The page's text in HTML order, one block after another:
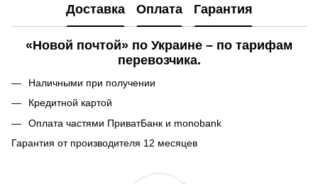
Доставка Оплата Гарантия
«Новой почтой» по Украине – по тарифам
перевозчика.
Наличными при получении
Кредитной картой
Оплата частями ПриватБанк и monobank
Гарантия от производителя 12 месяцев